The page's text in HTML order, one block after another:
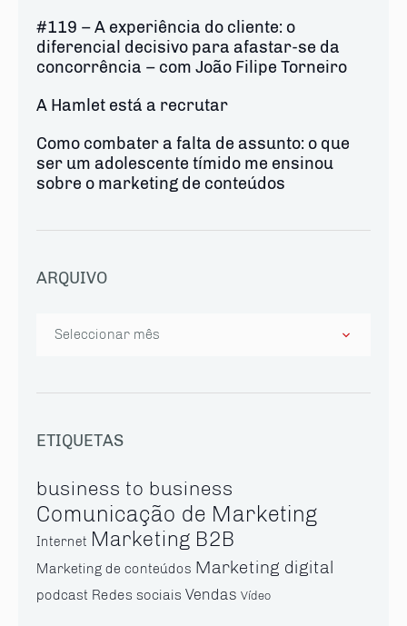
#119 – A experiência do cliente: o
diferencial decisivo para afastar-se da
concorrência – com João Filipe Torneiro
A Hamlet está a recrutar
Como combater a falta de assunto: o que
ser um adolescente tímido me ensinou
sobre o marketing de conteúdos
ARQUIVO
ETIQUETAS
business to business
Comunicação de Marketing
Internet Marketing B2B
Marketing de conteúdos Marketing digital
podcast Redes sociais Vendas Vídeo